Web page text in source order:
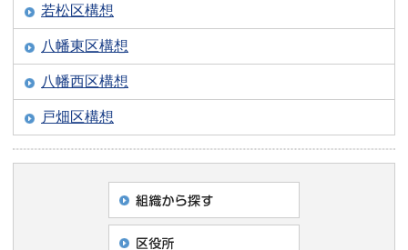
若松区構想
八幡東区構想
八幡西区構想
戸畑区構想